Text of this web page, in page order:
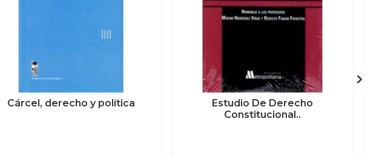
Cárcel, derecho y política
Estudio De Derecho
Constitucional..